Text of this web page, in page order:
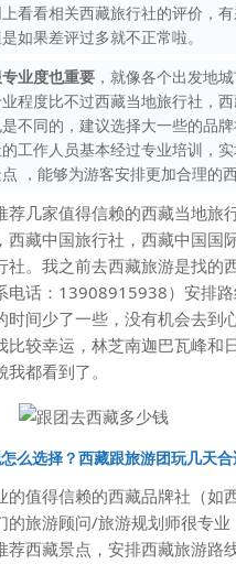
看看相关西藏旅行社的评价，
如果差评过多就不正常啦。
业度也重要 ，就像各个出发地
程度比不过西藏当地旅行社，
不同的，建议选择大一些的品
工作人员基本经过专业培训，
，能够为游客安排更加合理的西
荐几家值得信赖的西藏当地旅
藏中国旅行社，西藏中国国际
社。我之前去西藏旅游是找的
电话：13908915938）安排
时间少了一些，没有机会去到
比较幸运，林芝南迦巴瓦峰和
都看到了。
么选择？西藏跟旅游团玩几天合
值得信赖的西藏品牌社（如西
的旅游顾问/旅游规划师很专业
荐西藏景点，安排西藏旅游路